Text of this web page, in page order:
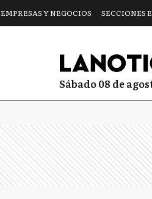
EMPRESAS Y NEGOCIOS SECCIONES
sábado 08 de